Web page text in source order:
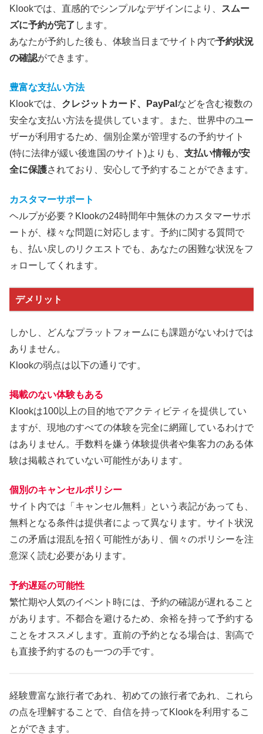
Klookでは、直感的でシンプルなデザインにより、
スムー
ズに予約が完了 します。
あなたが予約した後も、体験当日までサイト内で予約状況
の確認ができます。
豊富な支払い方法
Klookでは、 クレジットカード、PayPal などを含む複数の
安全な支払い方法を提供しています。また、世界中のユー
ザーが利用するため、個別企業が管理するの予約サイト
(特に法律が緩い後進国のサイト)よりも、 支払い情報が安
全に保護されており、安心して予約することができます。
カスタマーサポート
ヘルプが必要？Klookの24時間年中無休のカスタマーサポ
ートが、様々な問題に対応します。予約に関する質問で
も、払い戻しのリクエストでも、あなたの困難な状況をフ
ォローしてくれます。
デメリット
しかし、どんなプラットフォームにも課題がないわけでは
ありません。
Klookの弱点は以下の通りです。
掲載のない体験もある
Klookは100以上の目的地でアクティビティを提供してい
ますが、現地のすべての体験を完全に網羅しているわけで
はありません。手数料を嫌う体験提供者や集客力のある体
験は掲載されていない可能性があります。
個別のキャンセルポリシー
サイト内では「キャンセル無料」という表記があっても、
無料となる条件は提供者によって異なります。サイト状況
この矛盾は混乱を招く可能性があり、個々のポリシーを注
意深く読む必要があります。
予約遅延の可能性
繁忙期や人気のイベント時には、予約の確認が遅れること
があります。不都合を避けるため、余裕を持って予約する
ことをオススメします。直前の予約となる場合は、割高で
も直接予約するのも一つの手です。
経験豊富な旅行者であれ、初めての旅行者であれ、これら
の点を理解することで、自信を持ってKlookを利用するこ
とができます。